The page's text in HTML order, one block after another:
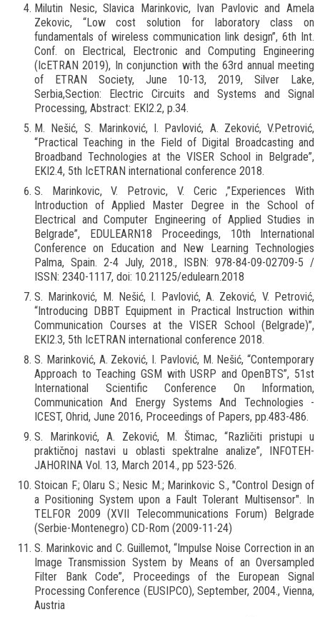
Milutin Nesic, Slavica Marinkovic, Ivan Pavlovic and Amela
Zekovic, “Low cost solution for laboratory class on
fundamentals of wireless communication link design”, 6th Int.
Conf. on Electrical, Electronic and Computing Engineering
(IcETRAN 2019), In conjunction with the 63rd annual meeting
of ETRAN Society, June 10-13, 2019, Silver Lake,
Serbia,Section: Electric Circuits and Systems and Signal
Processing, Abstract: EKI2.2, p.34.
M. Nešić, S. Marinković, I. Pavlović, A. Zeković, V.Petrović,
“Practical Teaching in the Field of Digital Broadcasting and
Broadband Technologies at the VISER School in Belgrade”,
EKI2.4, 5th IcETRAN international conference 2018.
S. Marinkovic, V. Petrovic, V. Ceric ,”Experiences With
Introduction of Applied Master Degree in the School of
Electrical and Computer Engineering of Applied Studies in
Belgrade”, EDULEARN18 Proceedings, 10th International
Conference on Education and New Learning Technologies
Palma, Spain. 2-4 July, 2018., ISBN: 978-84-09-02709-5 /
ISSN: 2340-1117, doi: 10.21125/edulearn.2018
S. Marinković, M. Nešić, I. Pavlović, A. Zeković, V. Petrović,
“Introducing DBBT Equipment in Practical Instruction within
Communication Courses at the VISER School (Belgrade)”,
EKI2.3, 5th IcETRAN international conference 2018.
S. Marinković, A. Zeković, I. Pavlović, M. Nešić, “Contemporary
Approach to Teaching GSM with USRP and OpenBTS”, 51st
International Scientific Conference On Information,
Communication And Energy Systems And Technologies -
ICEST, Ohrid, June 2016, Proceedings of Papers, pp.483-486.
S. Marinković, A. Zeković, M. Štimac, “Različiti pristupi u
praktičnoj nastavi u oblasti spektralne analize”, INFOTEH-
JAHORINA Vol. 13, March 2014., pp 523-526.
Stoican F.; Olaru S.; Nesic M.; Marinkovic S., "Control Design of
a Positioning System upon a Fault Tolerant Multisensor". In
TELFOR 2009 (XVII Telecommunications Forum) Belgrade
(Serbie-Montenegro) CD-Rom (2009-11-24)
S. Marinkovic and C. Guillemot, “Impulse Noise Correction in an
Image Transmission System by Means of an Oversampled
Filter Bank Code”, Proceedings of the European Signal
Processing Conference (EUSIPCO), September, 2004., Vienna,
Austria